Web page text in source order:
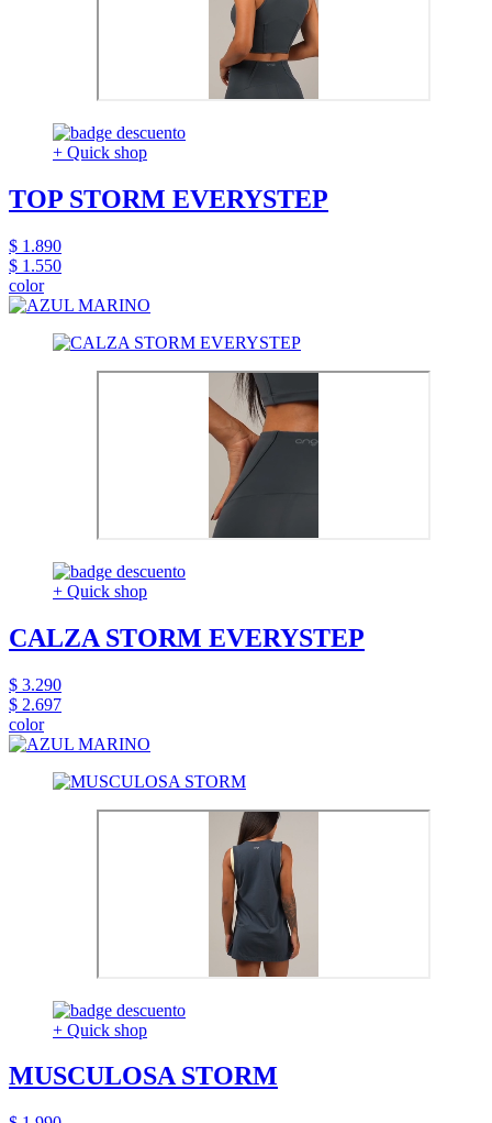
+ Quick shop
TOP STORM EVERYSTEP
$ 1.890
$ 1.550
color
+ Quick shop
CALZA STORM EVERYSTEP
$ 3.290
$ 2.697
color
+ Quick shop
MUSCULOSA STORM